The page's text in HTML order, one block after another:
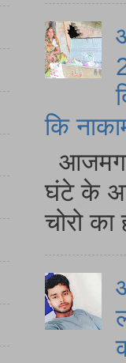
कि
घंटे के
चोरो